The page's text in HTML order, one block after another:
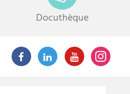
Docuthèque